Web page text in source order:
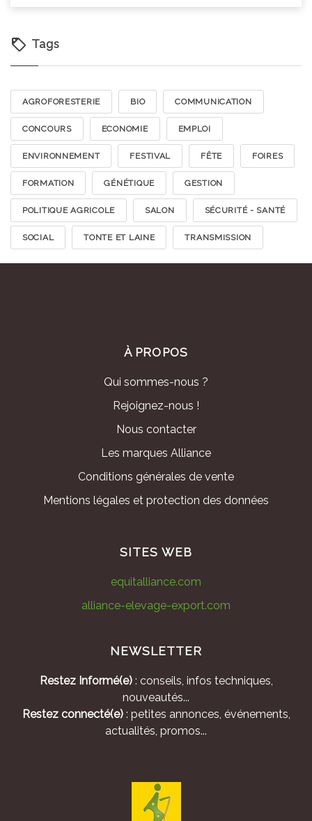
Tags
AGROFORESTERIE BIO COMMUNICATION
CONCOURS ECONOMIE EMPLOI
ENVIRONNEMENT FESTIVAL FÊTE FOIRES
FORMATION GÉNÉTIQUE GESTION
POLITIQUE AGRICOLE SALON SÉCURITÉ - SANTÉ
SOCIAL TONTE ET LAINE TRANSMISSION
À PROPOS
Qui sommes-nous ?
Rejoignez-nous !
Nous contacter
Les marques Alliance
Conditions générales de vente
Mentions légales et protection des données
SITES WEB
equitalliance.com
alliance-elevage-export.com
NEWSLETTER
Restez Informé(e): conseils, infos techniques,
nouveautés...
Restez connecté(e): petites annonces, événements,
actualités, promos...